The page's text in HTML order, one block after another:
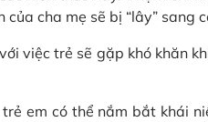
cha mẹ sẽ bị “lây” sang
việc trẻ sẽ gặp khó khăn
em có thể nắm bắt khái